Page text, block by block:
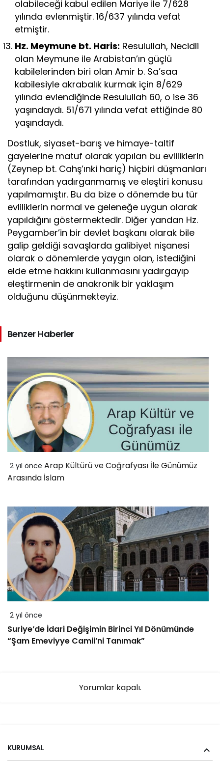
olabileceği kabul edilen Mariye ile 7/628
yılında evlenmiştir. 16/637 yılında vefat
etmiştir.
Hz. Meymune bt. Haris: Resulullah, Necidli
olan Meymune ile Arabistan’ın güçlü
kabilelerinden biri olan Amir b. Sa’saa
kabilesiyle akrabalık kurmak için 8/629
yılında evlendiğinde Resulullah 60, o ise 36
yaşındaydı. 51/671 yılında vefat ettiğinde 80
yaşındaydı.
Dostluk, siyaset-barış ve himaye-taltif
gayelerine matuf olarak yapılan bu evliliklerin
(Zeynep bt. Cahş’ınki hariç) hiçbiri düşmanları
tarafından yadırganmamış ve eleştiri konusu
yapılmamıştır. Bu da bize o dönemde bu tür
evliliklerin normal ve geleneğe uygun olarak
yapıldığını göstermektedir. Diğer yandan Hz.
Peygamber’in bir devlet başkanı olarak bile
galip geldiği savaşlarda galibiyet nişanesi
olarak o dönemlerde yaygın olan, istediğini
elde etme hakkını kullanmasını yadırgayıp
eleştirmenin de anakronik bir yaklaşım
olduğunu düşünmekteyiz.
Benzer Haberler
2 yıl önce Arap Kültürü ve Coğrafyası İle Günümüz
Arasında İslam
2 yıl önce
Suriye’de İdari Değişimin Birinci Yıl Dönümünde
“Şam Emeviyye Camii’ni Tanımak”
Yorumlar kapalı.
KURUMSAL